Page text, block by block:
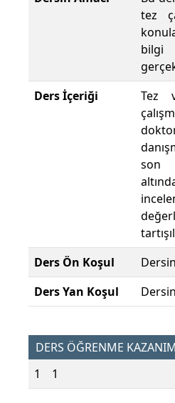
tez
Ders İçeriği
Tez
son
Ders Ön Koşul
Ders Yan Koşul
DERS ÖĞRENME
1
1